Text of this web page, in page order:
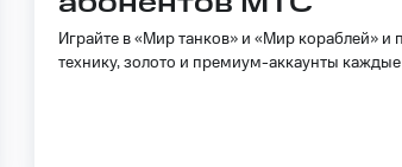
ГудокМой МТСВсе приложения
музыка и многое другое
доступ к геолокации
Играйте в «Мир танков» и «Мир кораблей» и
технику, золото и премиум-аккаунты